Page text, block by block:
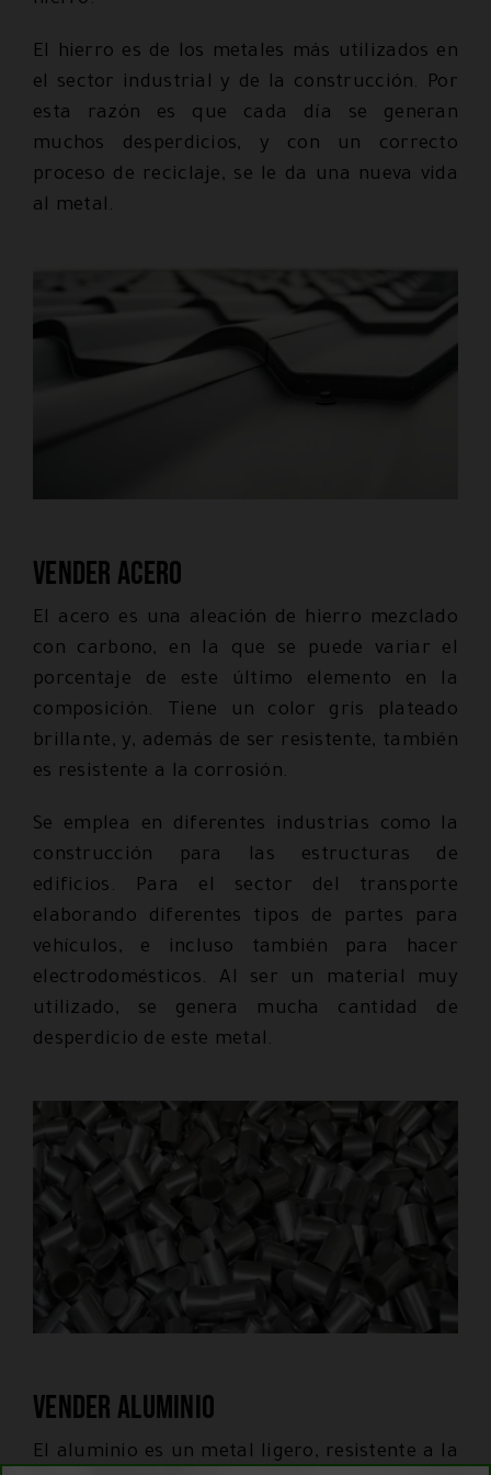
El hierro es de los metales más utilizados en
el sector industrial y de la construcción. Por
esta razón es que cada día se generan
muchos desperdicios, y con un correcto
proceso de reciclaje, se le da una nueva vida
al metal.
Vender acero
El acero es una aleación de hierro mezclado
con carbono, en la que se puede variar el
porcentaje de este último elemento en la
composición. Tiene un color gris plateado
brillante, y, además de ser resistente, también
es resistente a la corrosión.
Se emplea en diferentes industrias como la
construcción para las estructuras de
edificios. Para el sector del transporte
elaborando diferentes tipos de partes para
vehículos, e incluso también para hacer
electrodomésticos. Al ser un material muy
utilizado, se genera mucha cantidad de
desperdicio de este metal.
Vender aluminio
El aluminio es un metal ligero, resistente a la